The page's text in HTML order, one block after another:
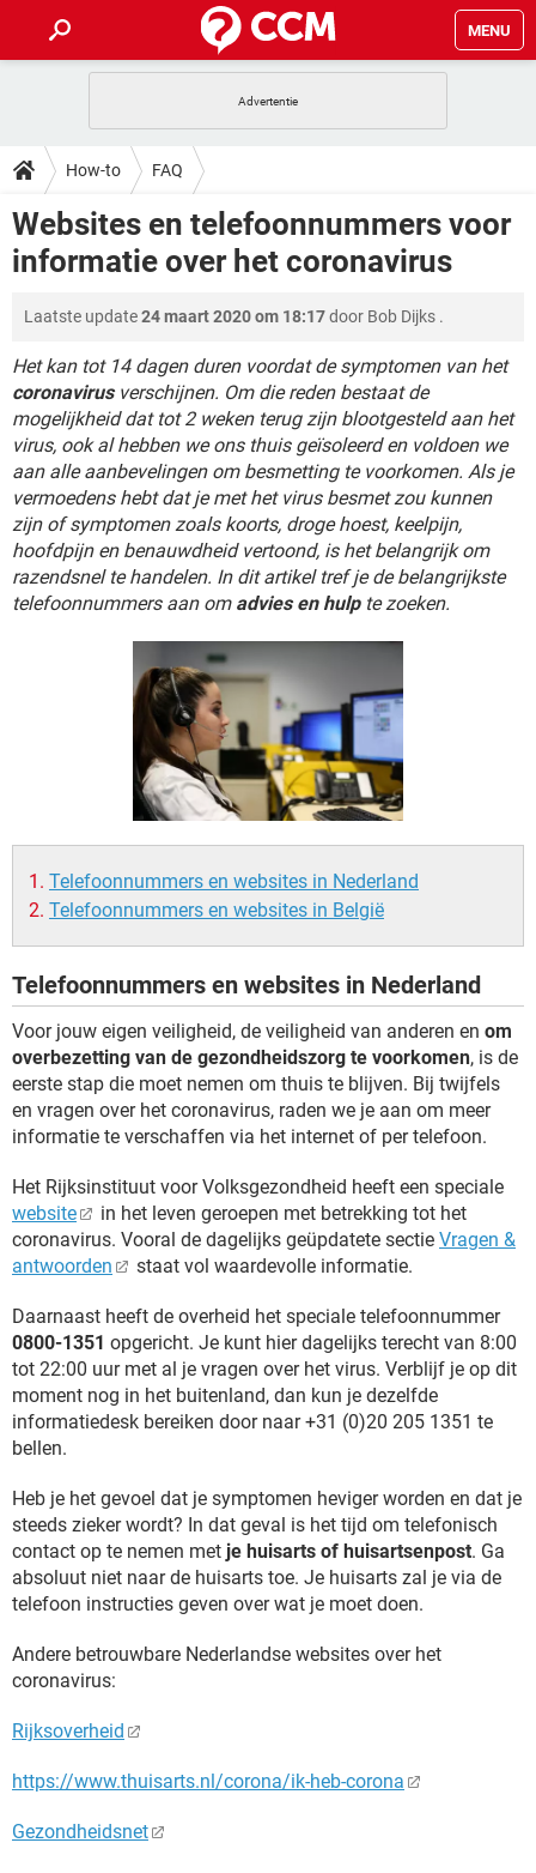
MENU
INSTAGRAM
NETFLIX CORONAVIRUS
GRATIS SNAPCHAT
HOW-TO
VIDEOBELLEN
INSTAGRAM WINDOWS 10
GRATIS SNAPCHAT
TIKTOK
DOWNLOADS
VIDEOBELLEN GAMES
SNAPCHAT
TIKTOK
FORUM
VIDEOBELLEN GAMES
INSTAGRAM WINDOWS 10
NETFLIX CORONAVIRUS
GRATIS SNAPCHAT
TIKTOK
VIDEOBELLEN GAMES
INSTAGRAM WINDOWS 10
NETFLIX CORONAVIRUS
GRATIS SNAPCHAT
TIKTOK
How-to FAQ
Websites en telefoonnummers voor
informatie over het coronavirus
Laatste update24 maart 2020 om 18:17door Bob Dijks .
Het kan tot 14 dagen duren voordat de symptomen van het
coronavirusverschijnen. Om die reden bestaat de
mogelijkheid dat tot 2 weken terug zijn blootgesteld aan het
virus, ook al hebben we ons thuis geïsoleerd en voldoen we
aan alle aanbevelingen om besmetting te voorkomen. Als je
vermoedens hebt dat je met het virus besmet zou kunnen
zijn of symptomen zoals koorts, droge hoest, keelpijn,
hoofdpijn en benauwdheid vertoond, is het belangrijk om
razendsnel te handelen. In dit artikel tref je de belangrijkste
telefoonnummers aan om advies en hulpte zoeken.
Telefoonnummers en websites in Nederland
Telefoonnummers en websites in België
Telefoonnummers en websites in Nederland
Voor jouw eigen veiligheid, de veiligheid van anderen en om
overbezetting van de gezondheidszorg te voorkomen, is de
eerste stap die moet nemen om thuis te blijven. Bij twijfels
en vragen over het coronavirus, raden we je aan om meer
informatie te verschaffen via het internet of per telefoon.
Het Rijksinstituut voor Volksgezondheid heeft een speciale
website
in het leven geroepen met betrekking tot het
coronavirus. Vooral de dagelijks geüpdatete sectie Vragen &
antwoorden
staat vol waardevolle informatie.
Daarnaast heeft de overheid het speciale telefoonnummer
0800-1351 opgericht. Je kunt hier dagelijks terecht van 8:00
tot 22:00 uur met al je vragen over het virus. Verblijf je op dit
moment nog in het buitenland, dan kun je dezelfde
informatiedesk bereiken door naar +31 (0)20 205 1351 te
bellen.
Heb je het gevoel dat je symptomen heviger worden en dat je
steeds zieker wordt? In dat geval is het tijd om telefonisch
contact op te nemen met je huisarts of huisartsenpost. Ga
absoluut niet naar de huisarts toe. Je huisarts zal je via de
telefoon instructies geven over wat je moet doen.
Andere betrouwbare Nederlandse websites over het
coronavirus:
Rijksoverheid
https://www.thuisarts.nl/corona/ik-heb-corona
Gezondheidsnet